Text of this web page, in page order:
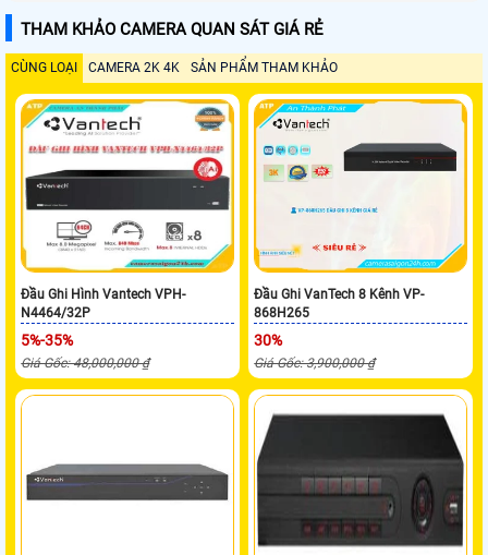
THAM KHẢO CAMERA QUAN SÁT GIÁ RẺ
CÙNG LOẠI CAMERA 2K 4K SẢN PHẨM THAM KHẢO
Đầu Ghi Hình Vantech VPH-
N4464/32P
5%-35%
Giá Gốc: 48,000,000 ₫
Đầu Ghi VanTech 8 Kênh VP-
868H265
30%
Giá Gốc: 3,900,000 ₫